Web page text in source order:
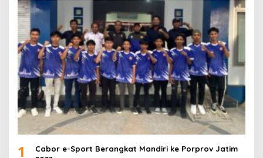
1
Cabor e-Sport Berangkat Mandiri ke Porprov Jatim